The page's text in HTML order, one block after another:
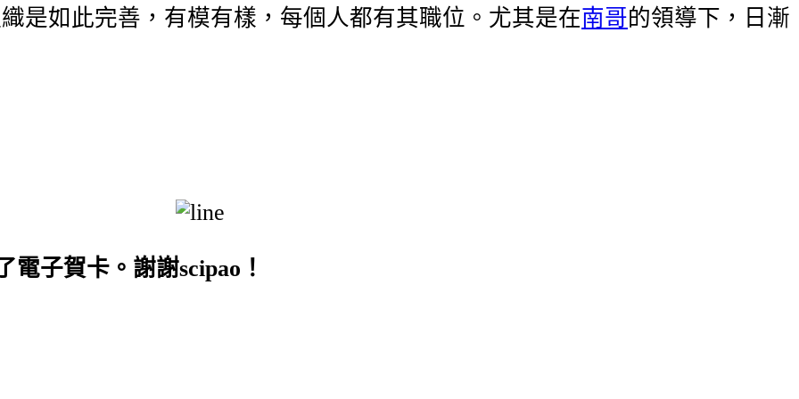
是如此完善，有模有樣，每個人都有其職位。尤其是在南哥的領導下，日漸
電子賀卡。謝謝scipao！